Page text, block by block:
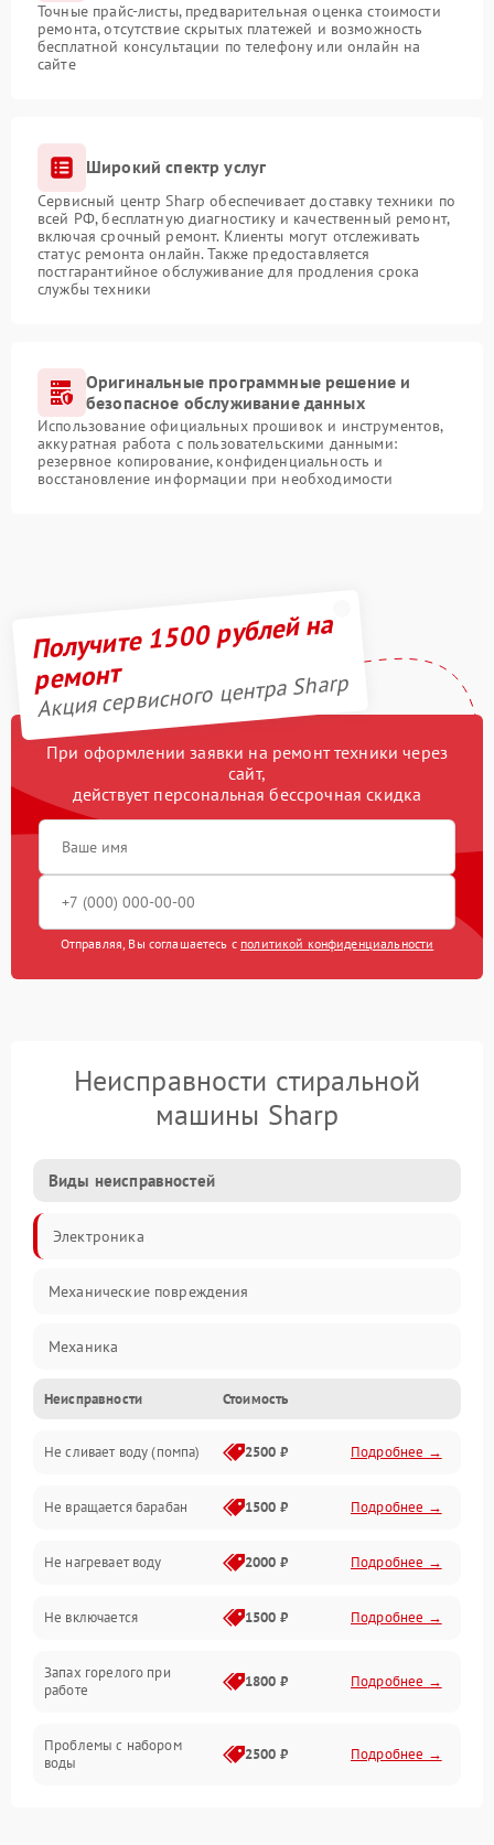
Точные прайс-листы, предварительная оценка стоимости
ремонта, отсутствие скрытых платежей и возможность
бесплатной консультации по телефону или онлайн на
сайте
Широкий спектр услуг
Сервисный центр Sharp обеспечивает доставку техники по
всей РФ, бесплатную диагностику и качественный ремонт,
включая срочный ремонт. Клиенты могут отслеживать
статус ремонта онлайн. Также предоставляется
постгарантийное обслуживание для продления срока
службы техники
Оригинальные программные решение и
безопасное обслуживание данных
Использование официальных прошивок и инструментов,
аккуратная работа с пользовательскими данными:
резервное копирование, конфиденциальность и
восстановление информации при необходимости
Получите 1500 рублей на
ремонт
Акция сервисного центра Sharp
При оформлении заявки на ремонт техники через
сайт,
действует персональная бессрочная скидка
Отправляя, Вы соглашаетесь с политикой конфиденциальности
Неисправности стиральной
машины Sharp
Виды неисправностей
Электроника
Механические повреждения
Механика
Электропитание
Водоснабжение
Слив
Программное обеспечение
Неисправности Стоимость
Не сливает воду (помпа) 2500 ₽ Подробнее →
Не вращается барабан 1500 ₽ Подробнее →
Не нагревает воду 2000 ₽ Подробнее →
Не включается 1500 ₽ Подробнее →
Запах горелого при
работе
1800 ₽ Подробнее →
Проблемы с набором
воды
2500 ₽ Подробнее →